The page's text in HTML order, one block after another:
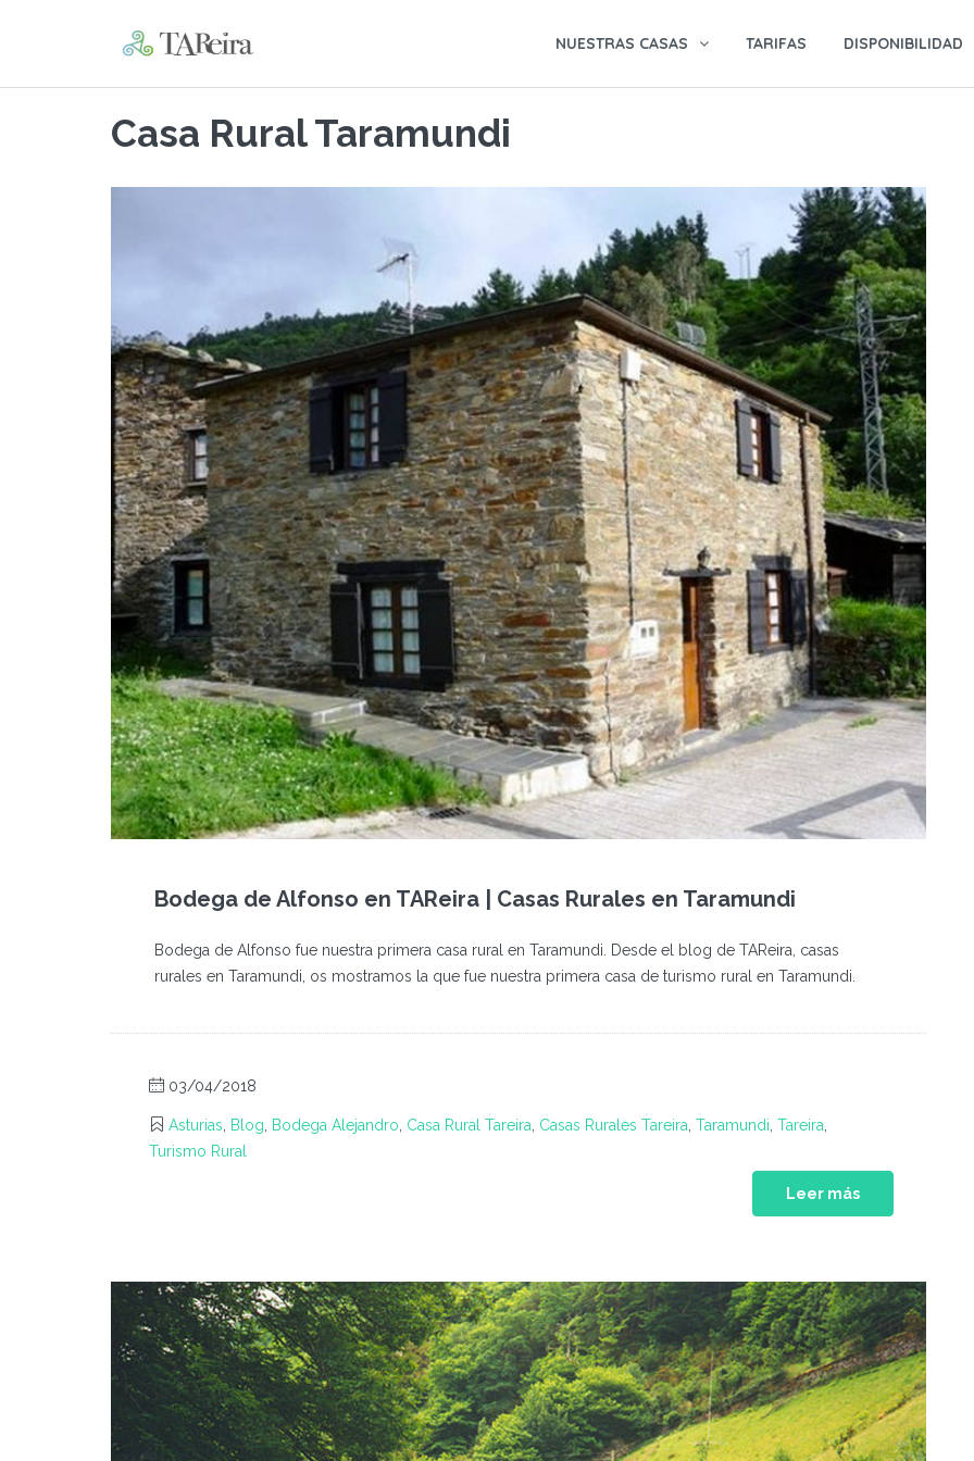
NUESTRAS CASAS TARIFAS DISPONIBILIDAD
Casa Rural Taramundi
Bodega de Alfonso en TAReira | Casas Rurales en Taramundi
Bodega de Alfonso fue nuestra primera casa rural en Taramundi. Desde el blog de TAReira, casas
rurales en Taramundi, os mostramos la que fue nuestra primera casa de turismo rural en Taramundi.
03/04/2018
Asturias Blog Bodega Alejandro Casa Rural Tareira Casas Rurales Tareira Taramundi Tareira
Turismo Rural
Leer más